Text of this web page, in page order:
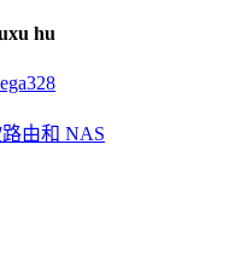
hu
由和 NAS